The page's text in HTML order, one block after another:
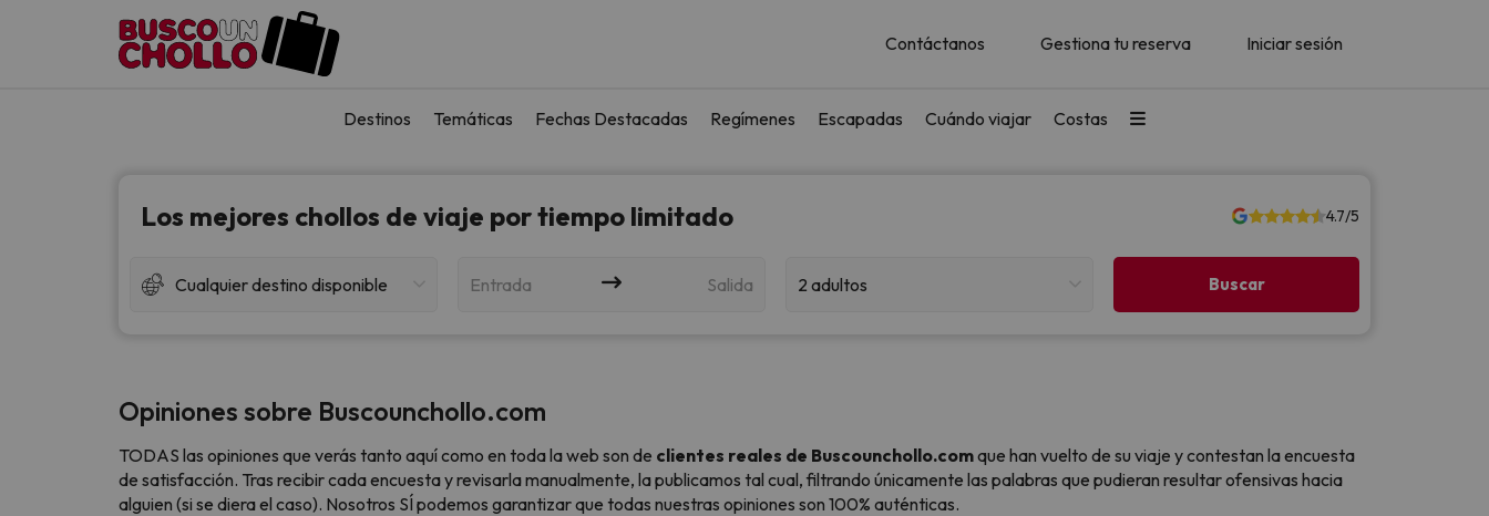
Contáctanos Gestiona tu reserva Iniciar sesión
Destinos Temáticas Fechas Destacadas Regímenes Escapadas Cuándo viajar Costas
Los mejores chollos de viaje por tiempo limitado 4.7/5
Cualquier destino disponible Entrada Salida 2 adultos
Opiniones sobre Buscounchollo.com
TODAS las opiniones que verás tanto aquí como en toda la web son de clientes reales de Buscounchollo.comque han vuelto de su viaje y contestan la encuesta
de satisfacción. Tras recibir cada encuesta y revisarla manualmente, la publicamos tal cual, filtrando únicamente las palabras que pudieran resultar ofensivas hacia
alguien (si se diera el caso). Nosotros SÍ podemos garantizar que todas nuestras opiniones son 100% auténticas.